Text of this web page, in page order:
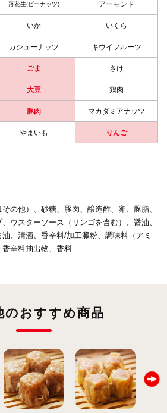
落花生(ピーナッツ) アーモンド
いか いくら
カシューナッツ キウイフルーツ
ごま さけ
大豆 鶏肉
豚肉 マカダミアナッツ
やまいも りんご
の他）、砂糖、豚肉、醸造酢、卵、豚脂、
ウスターソース（リンゴを含む）、醤油、
、清酒、香辛料/加工澱粉、調味料（アミ
辛料抽出物、香料
のおすすめ商品